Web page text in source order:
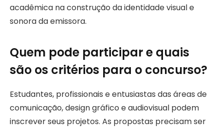
acadêmica na construção da identidade visual e
sonora da emissora.
Quem pode participar e quais
são os critérios para o concurso?
Estudantes, profissionais e entusiastas das áreas de
comunicação, design gráfico e audiovisual podem
inscrever seus projetos. As propostas precisam ser